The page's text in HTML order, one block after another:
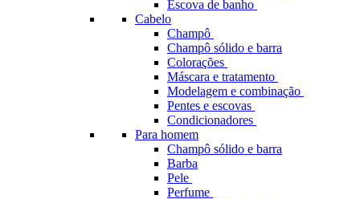
Escova de banho
Cabelo
Champô
Champô sólido e barra
Colorações
Máscara e tratamento
Modelagem e combinação
Pentes e escovas
Condicionadores
Para homem
Champô sólido e barra
Barba
Pele
Perfume